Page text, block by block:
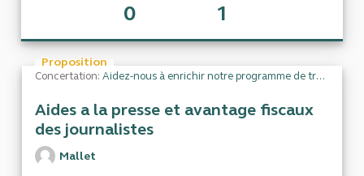
0 1
Proposition
Concertation: Aidez-nous à enrichir notre programme de travail
Aides a la presse et avantage fiscaux
des journalistes
Mallet